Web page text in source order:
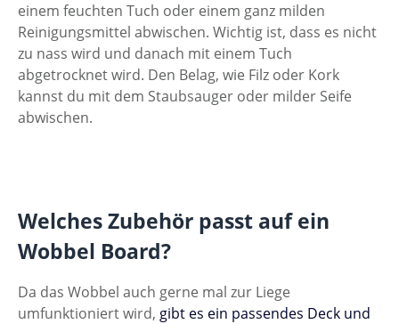
einem feuchten Tuch oder einem ganz milden
Reinigungsmittel abwischen. Wichtig ist, dass es nicht
zu nass wird und danach mit einem Tuch
abgetrocknet wird. Den Belag, wie Filz oder Kork
kannst du mit dem Staubsauger oder milder Seife
abwischen.
Welches Zubehör passt auf ein
Wobbel Board?
Da das Wobbel auch gerne mal zur Liege
umfunktioniert wird, gibt es ein passendes Deck und